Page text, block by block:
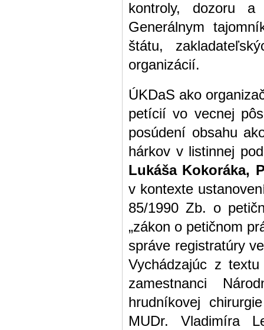
kontroly, dozoru
Generálnym
štátu,
organizácií.
ÚKDaS ako
petícií vo vecnej
posúdení obsahu
hárkov v listinnej
Lukáša Kokoráka,
v kontexte
85/1990 Zb. o
„zákon o petičnom
správe registratúry
Vychádzajúc z
zamestnanci
hrudníkovej
MUDr. Vladimíra